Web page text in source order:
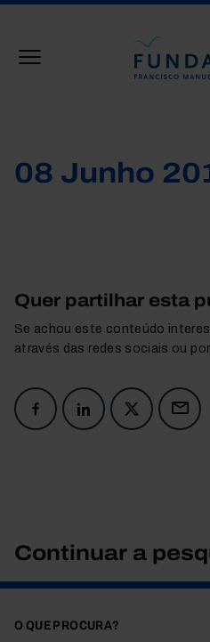
08 Junho
Quer partilhar esta
Se achou este conteúdo
através das redes sociais ou por
Continuar a
O QUE PROCURA?